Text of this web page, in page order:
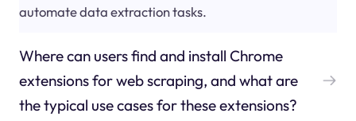
automate data extraction tasks.
Where can users find and install Chrome
extensions for web scraping, and what are
the typical use cases for these extensions?